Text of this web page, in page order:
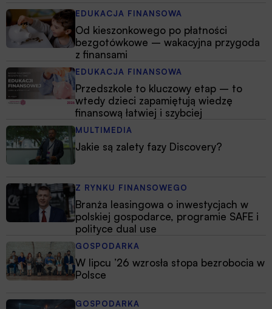
EDUKACJA FINANSOWA
Od kieszonkowego po płatności
bezgotówkowe – wakacyjna przygoda
z finansami
EDUKACJA FINANSOWA
Przedszkole to kluczowy etap – to
wtedy dzieci zapamiętują wiedzę
finansową łatwiej i szybciej
MULTIMEDIA
Jakie są zalety fazy Discovery?
Z RYNKU FINANSOWEGO
Branża leasingowa o inwestycjach w
polskiej gospodarce, programie SAFE i
polityce dual use
GOSPODARKA
W lipcu ’26 wzrosła stopa bezrobocia w
Polsce
GOSPODARKA